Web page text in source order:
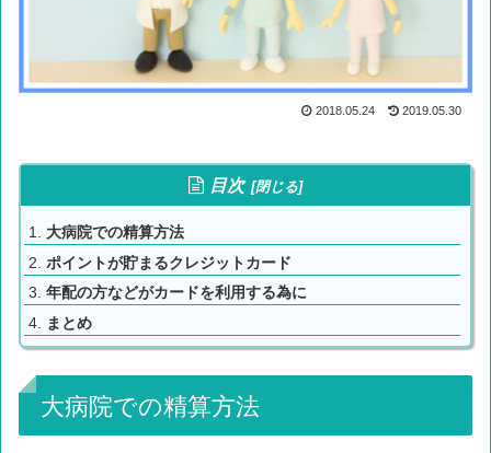
2018.05.24 2019.05.30
目次
大病院での精算方法
ポイントが貯まるクレジットカード
年配の方などがカードを利用する為に
まとめ
大病院での精算方法